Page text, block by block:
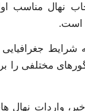
نهال مناسب
است.
شرایط
مختلفی را
واردات نهال